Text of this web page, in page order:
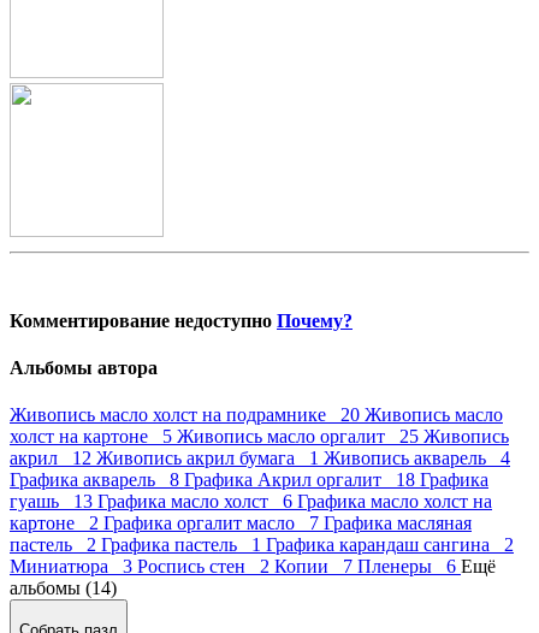
Комментирование недоступно Почему?
Альбомы автора
Живопись масло холст на подрамнике 20 Живопись масло
холст на картоне 5 Живопись масло оргалит 25 Живопись
акрил 12 Живопись акрил бумага 1 Живопись акварель 4
Графика акварель 8 Графика Акрил оргалит 18 Графика
гуашь 13 Графика масло холст 6 Графика масло холст на
картоне 2 Графика оргалит масло 7 Графика масляная
пастель 2 Графика пастель 1 Графика карандаш сангина 2
Миниатюра 3 Роспись стен 2 Копии 7 Пленеры 6 Ещё
альбомы (14)